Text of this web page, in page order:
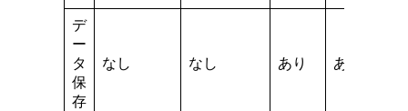
デ
ー
タ
保
存
なし なし あり あり